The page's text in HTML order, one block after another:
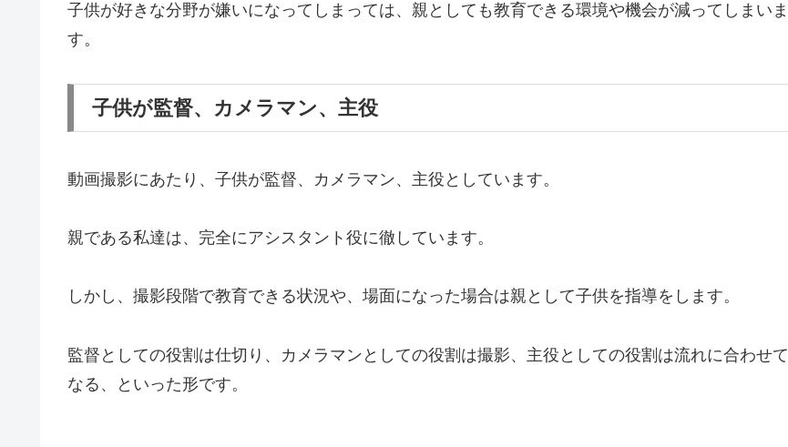
子供が好きな分野が嫌いになってしまっては、親としても教育できる環境や機会が減ってしまいま
す。
子供が監督、カメラマン、主役
動画撮影にあたり、子供が監督、カメラマン、主役としています。
親である私達は、完全にアシスタント役に徹しています。
しかし、撮影段階で教育できる状況や、場面になった場合は親として子供を指導をします。
監督としての役割は仕切り、カメラマンとしての役割は撮影、主役としての役割は流れに合わせて
なる、といった形です。